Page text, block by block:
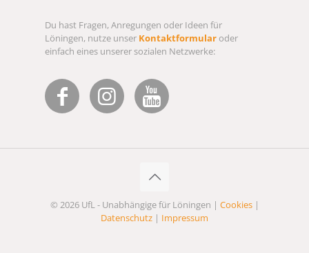
Du hast Fragen, Anregungen oder Ideen für
Löningen, nutze unser Kontaktformular oder
einfach eines unserer sozialen Netzwerke:
© 2026 UfL - Unabhängige für Löningen | Cookies|
Datenschutz | Impressum